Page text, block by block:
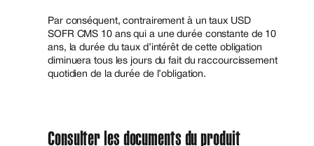
Par conséquent, contrairement à un taux USD
SOFR CMS 10 ans qui a une durée constante de 10
ans, la durée du taux d’intérêt de cette obligation
diminuera tous les jours du fait du raccourcissement
quotidien de la durée de l’obligation.
Consulter les documents du produit